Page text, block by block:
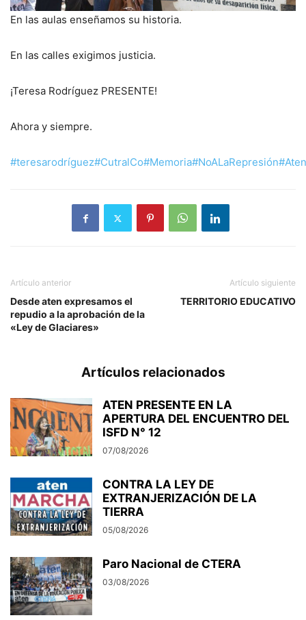
En las aulas enseñamos su historia.
En las calles exigimos justicia.
¡Teresa Rodríguez PRESENTE!
Ahora y siempre.
#teresarodríguez#CutralCo#Memoria#NoALaRepresión#Aten
Artículo anterior
Desde aten expresamos el
repudio a la aprobación de la
«Ley de Glaciares»
Artículo siguiente
TERRITORIO EDUCATIVO
Artículos relacionados
ATEN PRESENTE EN LA
APERTURA DEL ENCUENTRO DEL
ISFD N° 12
07/08/2026
CONTRA LA LEY DE
EXTRANJERIZACIÓN DE LA
TIERRA
05/08/2026
Paro Nacional de CTERA
03/08/2026